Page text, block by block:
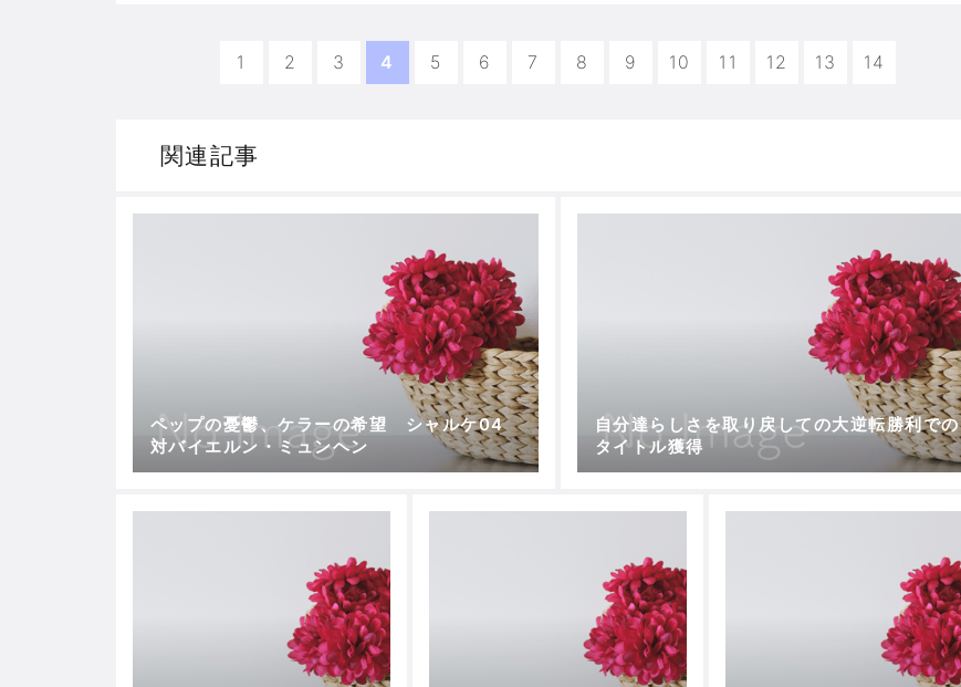
1 2 3 4 5 6 7 8 9 10 11 12 13 14
関連記事
ペップの憂鬱、ケラーの希望 シャルケ04
対バイエルン・ミュンヘン
自分達らしさを取り戻しての大逆転勝利での
タイトル獲得